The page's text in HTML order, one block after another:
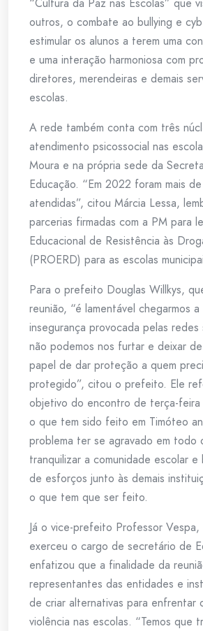
“Cultura da Paz nas Escolas” que
outros, o combate ao bullying e
estimular os alunos a terem uma
e uma interação harmoniosa com
diretores, merendeiras e demais
escolas.
A rede também conta com três
atendimento psicossocial nas
Moura e na própria sede da
Educação. “Em 2022 foram mais
atendidas”, citou Márcia Lessa,
parcerias firmadas com a PM para
Educacional de Resistência às
(PROERD) para as escolas
Para o prefeito Douglas Willkys,
reunião, “é lamentável chegarmos a
insegurança provocada pelas redes
não podemos nos furtar e deixar
papel de dar proteção a quem
protegido”, citou o prefeito. Ele
objetivo do encontro de terça-
o que tem sido feito em Timóteo
problema ter se agravado em todo
tranquilizar a comunidade escolar e
de esforços junto às demais
o que tem que ser feito.
Já o vice-prefeito Professor Vespa,
exerceu o cargo de secretário de
enfatizou que a finalidade da
representantes das entidades e
de criar alternativas para enfrentar
violência nas escolas. “Temos que